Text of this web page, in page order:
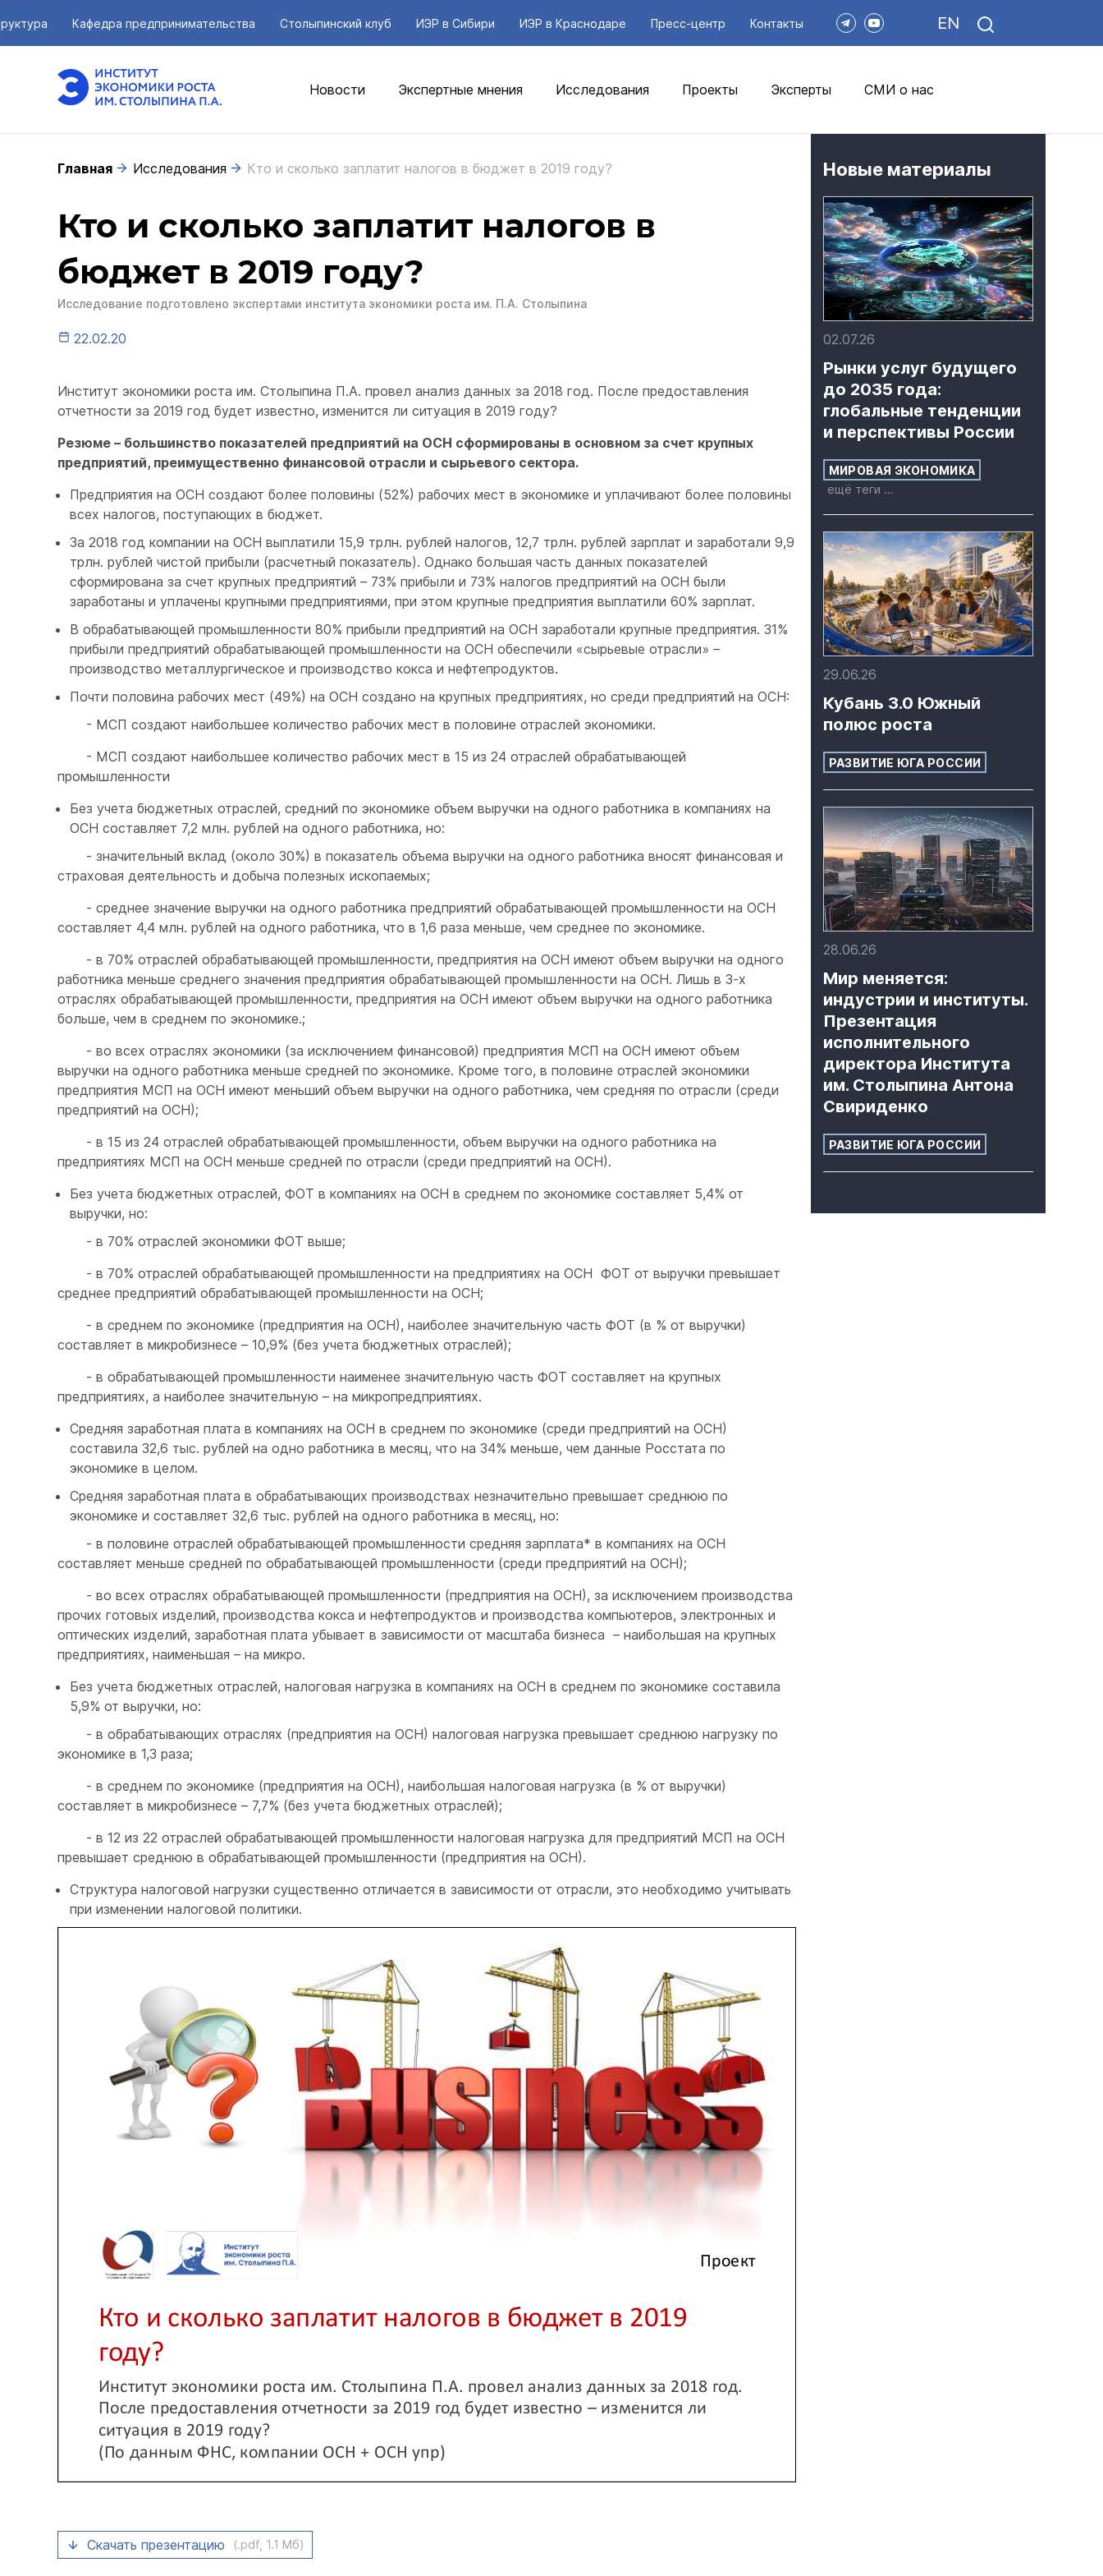
Кафедра предпринимательства Столыпинский клуб ИЭР в Сибири ИЭР в Краснодаре Пресс-центр Контакты EN
Новости Экспертные мнения Исследования Проекты Эксперты СМИ о нас
Главная Исследования Кто и сколько заплатит налогов в бюджет в 2019 году?
Кто и сколько заплатит налогов в
бюджет в 2019 году?
Исследование подготовлено экспертами института экономики роста им. П.А. Столыпина
22.02.20
Институт экономики роста им. Столыпина П.А. провел анализ данных за 2018 год. После предоставления
отчетности за 2019 год будет известно, изменится ли ситуация в 2019 году?
Резюме – большинство показателей предприятий на ОСН сформированы в основном за счет крупных
предприятий, преимущественно финансовой отрасли и сырьевого сектора.
Предприятия на ОСН создают более половины (52%) рабочих мест в экономике и уплачивают более половины
всех налогов, поступающих в бюджет.
За 2018 год компании на ОСН выплатили 15,9 трлн. рублей налогов, 12,7 трлн. рублей зарплат и заработали 9,9
трлн. рублей чистой прибыли (расчетный показатель). Однако большая часть данных показателей
сформирована за счет крупных предприятий – 73% прибыли и 73% налогов предприятий на ОСН были
заработаны и уплачены крупными предприятиями, при этом крупные предприятия выплатили 60% зарплат.
В обрабатывающей промышленности 80% прибыли предприятий на ОСН заработали крупные предприятия. 31%
прибыли предприятий обрабатывающей промышленности на ОСН обеспечили «сырьевые отрасли» –
производство металлургическое и производство кокса и нефтепродуктов.
Почти половина рабочих мест (49%) на ОСН создано на крупных предприятиях, но среди предприятий на ОСН:
- МСП создают наибольшее количество рабочих мест в половине отраслей экономики.
- МСП создают наибольшее количество рабочих мест в 15 из 24 отраслей обрабатывающей
промышленности
Без учета бюджетных отраслей, средний по экономике объем выручки на одного работника в компаниях на
ОСН составляет 7,2 млн. рублей на одного работника, но:
- значительный вклад (около 30%) в показатель объема выручки на одного работника вносят финансовая и
страховая деятельность и добыча полезных ископаемых;
- среднее значение выручки на одного работника предприятий обрабатывающей промышленности на ОСН
составляет 4,4 млн. рублей на одного работника, что в 1,6 раза меньше, чем среднее по экономике.
- в 70% отраслей обрабатывающей промышленности, предприятия на ОСН имеют объем выручки на одного
работника меньше среднего значения предприятия обрабатывающей промышленности на ОСН. Лишь в 3-х
отраслях обрабатывающей промышленности, предприятия на ОСН имеют объем выручки на одного работника
больше, чем в среднем по экономике.;
- во всех отраслях экономики (за исключением финансовой) предприятия МСП на ОСН имеют объем
выручки на одного работника меньше средней по экономике. Кроме того, в половине отраслей экономики
предприятия МСП на ОСН имеют меньший объем выручки на одного работника, чем средняя по отрасли (среди
предприятий на ОСН);
- в 15 из 24 отраслей обрабатывающей промышленности, объем выручки на одного работника на
предприятиях МСП на ОСН меньше средней по отрасли (среди предприятий на ОСН).
Без учета бюджетных отраслей, ФОТ в компаниях на ОСН в среднем по экономике составляет 5,4% от
выручки, но:
- в 70% отраслей экономики ФОТ выше;
- в 70% отраслей обрабатывающей промышленности на предприятиях на ОСН ФОТ от выручки превышает
среднее предприятий обрабатывающей промышленности на ОСН;
- в среднем по экономике (предприятия на ОСН), наиболее значительную часть ФОТ (в % от выручки)
составляет в микробизнесе – 10,9% (без учета бюджетных отраслей);
- в обрабатывающей промышленности наименее значительную часть ФОТ составляет на крупных
предприятиях, а наиболее значительную – на микропредприятиях.
Средняя заработная плата в компаниях на ОСН в среднем по экономике (среди предприятий на ОСН)
составила 32,6 тыс. рублей на одно работника в месяц, что на 34% меньше, чем данные Росстата по
экономике в целом.
Средняя заработная плата в обрабатывающих производствах незначительно превышает среднюю по
экономике и составляет 32,6 тыс. рублей на одного работника в месяц, но:
- в половине отраслей обрабатывающей промышленности средняя зарплата* в компаниях на ОСН
составляет меньше средней по обрабатывающей промышленности (среди предприятий на ОСН);
- во всех отраслях обрабатывающей промышленности (предприятия на ОСН), за исключением производства
прочих готовых изделий, производства кокса и нефтепродуктов и производства компьютеров, электронных и
оптических изделий, заработная плата убывает в зависимости от масштаба бизнеса – наибольшая на крупных
предприятиях, наименьшая – на микро.
Без учета бюджетных отраслей, налоговая нагрузка в компаниях на ОСН в среднем по экономике составила
5,9% от выручки, но:
- в обрабатывающих отраслях (предприятия на ОСН) налоговая нагрузка превышает среднюю нагрузку по
экономике в 1,3 раза;
- в среднем по экономике (предприятия на ОСН), наибольшая налоговая нагрузка (в % от выручки)
составляет в микробизнесе – 7,7% (без учета бюджетных отраслей);
- в 12 из 22 отраслей обрабатывающей промышленности налоговая нагрузка для предприятий МСП на ОСН
превышает среднюю в обрабатывающей промышленности (предприятия на ОСН).
Структура налоговой нагрузки существенно отличается в зависимости от отрасли, это необходимо учитывать
при изменении налоговой политики.
Скачать презентацию (.pdf, 1.1 Мб)
Новые материалы
02.07.26
Рынки услуг будущего
до 2035 года:
глобальные тенденции
и перспективы России
МИРОВАЯ ЭКОНОМИКА
ещё теги ...
29.06.26
Кубань 3.0 Южный
полюс роста
РАЗВИТИЕ ЮГА РОССИИ
28.06.26
Мир меняется:
индустрии и институты.
Презентация
исполнительного
директора Института
им. Столыпина Антона
Свириденко
РАЗВИТИЕ ЮГА РОССИИ